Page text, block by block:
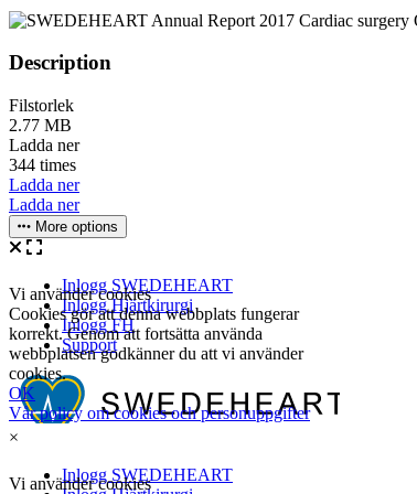
Description
Filstorlek
2.77 MB
Ladda ner
344 times
Ladda ner
Ladda ner
More options
×